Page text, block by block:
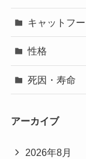
キャットフ
性格
死因・寿命
アーカイブ
2026年8月